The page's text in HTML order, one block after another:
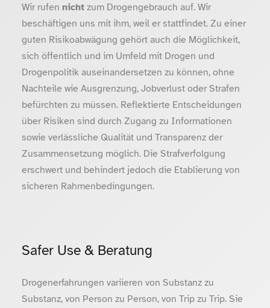
Wir rufen nichtzum Drogengebrauch auf. Wir
beschäftigen uns mit ihm, weil er stattfindet. Zu einer
guten Risikoabwägung gehört auch die Möglichkeit,
sich öffentlich und im Umfeld mit Drogen und
Drogenpolitik auseinandersetzen zu können, ohne
Nachteile wie Ausgrenzung, Jobverlust oder Strafen
befürchten zu müssen. Reflektierte Entscheidungen
über Risiken sind durch Zugang zu Informationen
sowie verlässliche Qualität und Transparenz der
Zusammensetzung möglich. Die Strafverfolgung
erschwert und behindert jedoch die Etablierung von
sicheren Rahmenbedingungen.
Safer Use & Beratung
Drogenerfahrungen variieren von Substanz zu
Substanz, von Person zu Person, von Trip zu Trip. Sie